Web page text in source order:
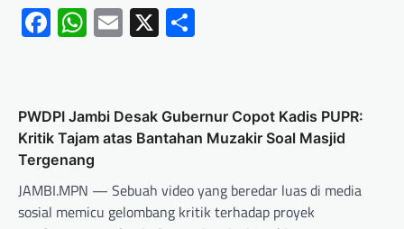
Facebook
WhatsApp
Email
X
PWDPI Jambi Desak Gubernur Copot Kadis PUPR:
Kritik Tajam atas Bantahan Muzakir Soal Masjid
Tergenang
JAMBI.MPN — Sebuah video yang beredar luas di media
sosial memicu gelombang kritik terhadap proyek